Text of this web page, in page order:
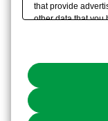
that provide
other data that you
the use of all
You can change